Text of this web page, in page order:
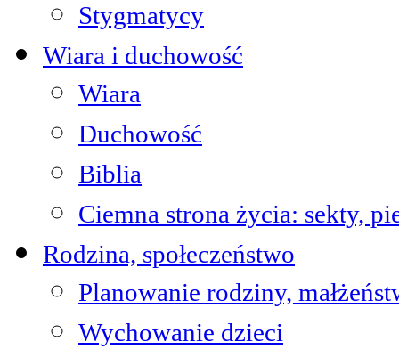
Stygmatycy
Wiara i duchowość
Wiara
Duchowość
Biblia
Ciemna strona życia: sekty,
Rodzina, społeczeństwo
Planowanie rodziny,
Wychowanie dzieci